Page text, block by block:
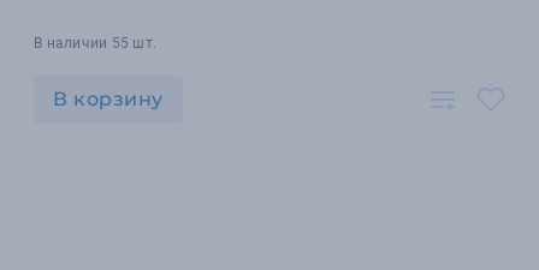
В наличии 55 шт.
В корзину